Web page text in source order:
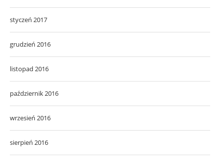
styczeń 2017
grudzień 2016
listopad 2016
październik 2016
wrzesień 2016
sierpień 2016